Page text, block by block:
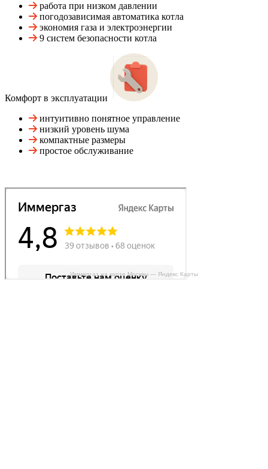
работа при низком давлении
погодозависимая автоматика котла
экономия газа и электроэнергии
9 систем безопасности котла
Комфорт в эксплуатации
интуитивно понятное управление
низкий уровень шума
компактные размеры
простое обслуживание
Иммергаз на карте Москвы — Яндекс Карты